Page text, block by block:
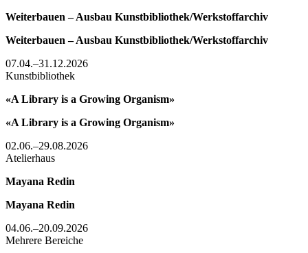
Weiterbauen – Ausbau Kunstbibliothek/Werkstoffarchiv
Weiterbauen – Ausbau Kunstbibliothek/Werkstoffarchiv
07.04.–31.12.2026
Kunstbibliothek
«A Library is a Growing Organism»
«A Library is a Growing Organism»
02.06.–29.08.2026
Atelierhaus
Mayana Redin
Mayana Redin
04.06.–20.09.2026
Mehrere Bereiche